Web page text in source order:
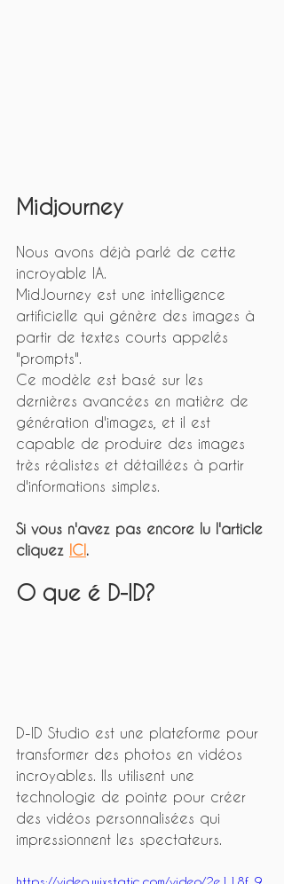
Midjourney
Nous avons déjà parlé de cette
incroyable IA.
MidJourney est une intelligence
artificielle qui génère des images à
partir de textes courts appelés
"prompts".
Ce modèle est basé sur les
dernières avancées en matière de
génération d'images, et il est
capable de produire des images
très réalistes et détaillées à partir
d'informations simples.
Si vous n'avez pas encore lu l'article
cliquez ICI .
O que é D-ID?
D-ID Studio est une plateforme pour
transformer des photos en vidéos
incroyables. Ils utilisent une
technologie de pointe pour créer
des vidéos personnalisées qui
impressionnent les spectateurs.
https://video.wixstatic.com/video/2e118f_9